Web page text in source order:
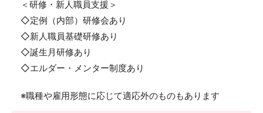
＜研修・新人職員支援＞
◇定例（内部）研修会あり
◇新人職員基礎研修あり
◇誕生月研修あり
◇エルダー・メンター制度あり
※職種や雇用形態に応じて適応外のものもあります